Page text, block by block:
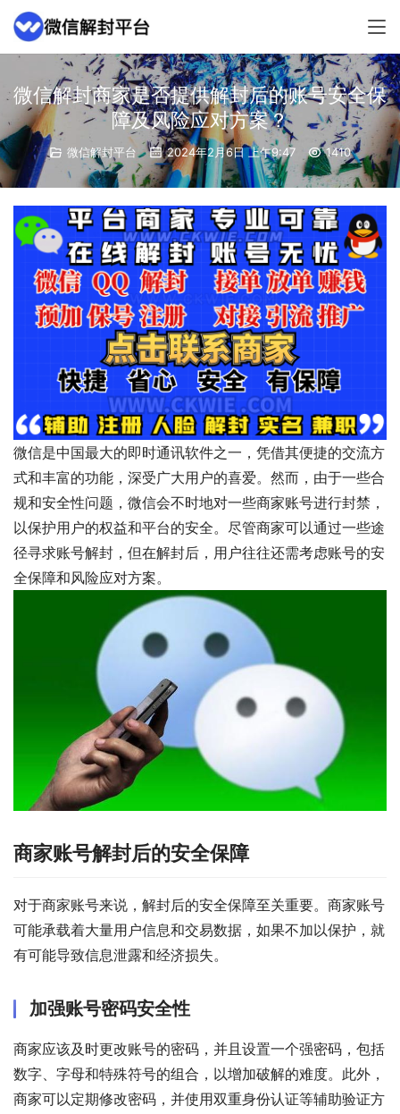
微信解封商家是否提供解封后的账号安全保
障及风险应对方案？
微信解封平台 2024年2月6日 上午9:47 1410
微信是中国最大的即时通讯软件之一，凭借其便捷的交流方
式和丰富的功能，深受广大用户的喜爱。然而，由于一些合
规和安全性问题，微信会不时地对一些商家账号进行封禁，
以保护用户的权益和平台的安全。尽管商家可以通过一些途
径寻求账号解封，但在解封后，用户往往还需考虑账号的安
全保障和风险应对方案。
商家账号解封后的安全保障
对于商家账号来说，解封后的安全保障至关重要。商家账号
可能承载着大量用户信息和交易数据，如果不加以保护，就
有可能导致信息泄露和经济损失。
加强账号密码安全性
商家应该及时更改账号的密码，并且设置一个强密码，包括
数字、字母和特殊符号的组合，以增加破解的难度。此外，
商家可以定期修改密码，并使用双重身份认证等辅助验证方